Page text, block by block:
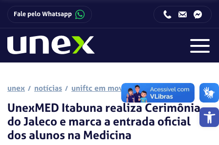
Barra
Fale pelo Whatsapp
unex notícias uniftc em movimento
UnexMED Itabuna realiza Cerimônia
do Jaleco e marca a entrada oficial
dos alunos na Medicina